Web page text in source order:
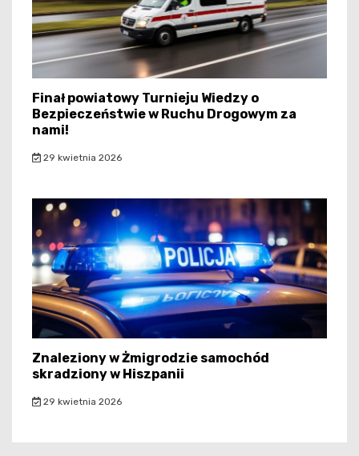
Finał powiatowy Turnieju Wiedzy o
Bezpieczeństwie w Ruchu Drogowym za
nami!
29 kwietnia 2026
Znaleziony w Żmigrodzie samochód
skradziony w Hiszpanii
29 kwietnia 2026